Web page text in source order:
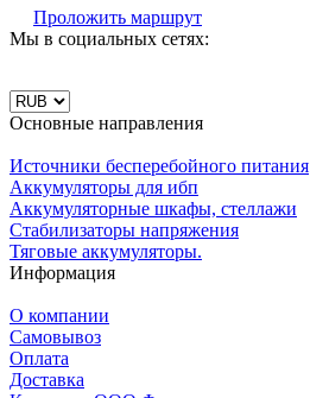
Проложить маршрут
Мы в социальных сетях:
Основные направления
Источники бесперебойного питания
Аккумуляторы для ибп
Аккумуляторные шкафы, стеллажи
Стабилизаторы напряжения
Тяговые аккумуляторы.
Информация
О компании
Самовывоз
Оплата
Доставка